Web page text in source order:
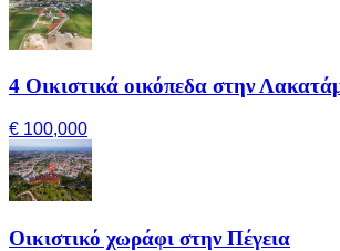
4 Οικιστικά οικόπεδα στην
€ 100,000
Οικιστικό χωράφι στην Πέγεια